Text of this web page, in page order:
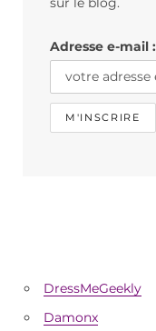
Adresse e-mail :
DressMeGeekly
Damonx